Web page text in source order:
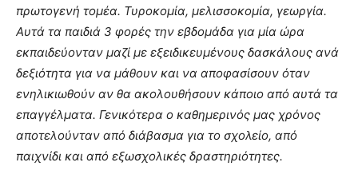
πρωτογενή τομέα. Τυροκομία, μελισσοκομία, γεωργία.
Αυτά τα παιδιά 3 φορές την εβδομάδα για μία ώρα
εκπαιδεύονταν μαζί με εξειδικευμένους δασκάλους ανά
δεξιότητα για να μάθουν και να αποφασίσουν όταν
ενηλικιωθούν αν θα ακολουθήσουν κάποιο από αυτά τα
επαγγέλματα. Γενικότερα ο καθημερινός μας χρόνος
αποτελούνταν από διάβασμα για το σχολείο, από
παιχνίδι και από εξωσχολικές δραστηριότητες.